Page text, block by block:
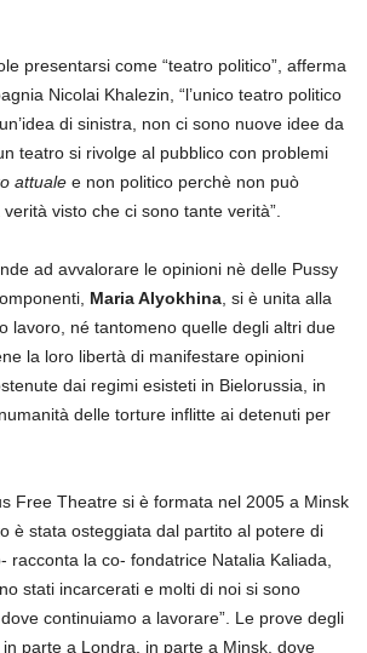
presentarsi come “teatro politico”, afferma
Nicolai Khalezin, “l’unico teatro politico
di sinistra, non ci sono nuove idee da
teatro si rivolge al pubblico con problemi
attuale e non politico perchè non può
visto che ci sono tante verità”.
ad avvalorare le opinioni nè delle Pussy
Maria Alyokhina , si è unita alla
lavoro, né tantomeno quelle degli altri due
la loro libertà di manifestare opinioni
dai regimi esisteti in Bielorussia, in
delle torture inflitte ai detenuti per
Free Theatre si è formata nel 2005 a Minsk
è stata osteggiata dal partito al potere di
racconta la co- fondatrice Natalia Kaliada,
stati incarcerati e molti di noi si sono
continuiamo a lavorare”. Le prove degli
parte a Londra, in parte a Minsk, dove